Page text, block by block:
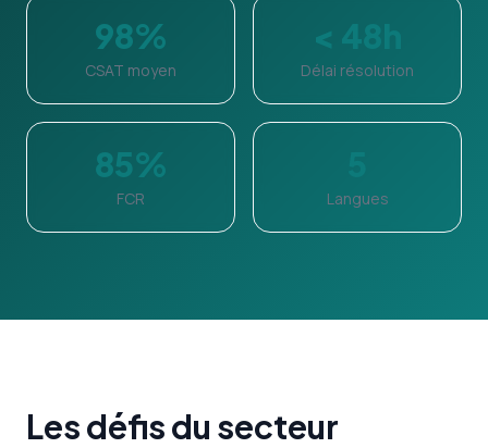
98%
CSAT moyen
< 48h
Délai résolution
85%
FCR Langues
Les défis du secteur